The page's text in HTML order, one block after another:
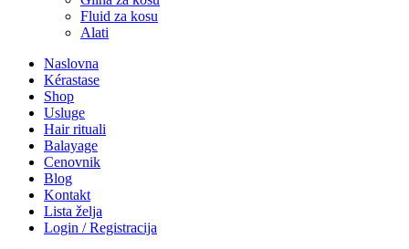
Fluid za kosu
Alati
Naslovna
Kérastase
Shop
Usluge
Hair rituali
Balayage
Cenovnik
Blog
Kontakt
Lista želja
Login / Registracija